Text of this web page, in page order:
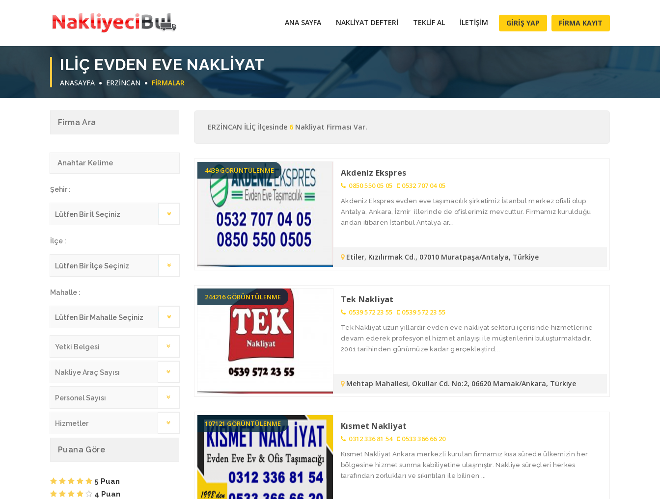
ANA SAYFA NAKLIYAT DEFTERI TEKLIF AL İLETIŞIM GIRIŞ YAP FIRMA KAYIT
ILIÇ EVDEN EVE NAKLIYAT
ANASAYFA ERZİNCAN FIRMALAR
Firma Ara
Şehir :
İlçe :
Mahalle :
Yetki Belgesi
Nakliye Araç Sayısı
Personel Sayısı
Hizmetler
Puana Göre
5 Puan
4 Puan
ERZİNCAN İLİÇ İlçesinde 6Nakliyat Firması Var.
4439 GÖRÜNTÜLENME Akdeniz Ekspres
0850 550 05 05 0532 707 04 05
Akdeniz Ekspres evden eve taşımacılık şirketimiz İstanbul merkez ofisli olup
Antalya, Ankara, İzmir illerinde de ofislerimiz mevcuttur. Firmamız kurulduğu
andan itibaren İstanbul Antalya ar...
Etiler, Kızılırmak Cd., 07010 Muratpaşa/Antalya, Türkiye
244216 GÖRÜNTÜLENME Tek Nakliyat
0539 572 23 55 0539 572 23 55
Tek Nakliyat uzun yıllardır evden eve nakliyat sektörü içerisinde hizmetlerine
devam ederek profesyonel hizmet anlayışı ile müşterilerini buluşturmaktadır.
2001 tarihinden günümüze kadar gerçekleştird...
Mehtap Mahallesi, Okullar Cd. No:2, 06620 Mamak/Ankara, Türkiye
107121 GÖRÜNTÜLENME Kısmet Nakliyat
0312 336 81 54 0533 366 66 20
Kısmet Nakliyat Ankara merkezli kurulan firmamız kısa sürede ülkemizin her
bölgesine hizmet sunma kabiliyetine ulaşmıştır. Nakliye süreçleri herkes
tarafından zorlukları ve sıkıntıları ile bilinen ...